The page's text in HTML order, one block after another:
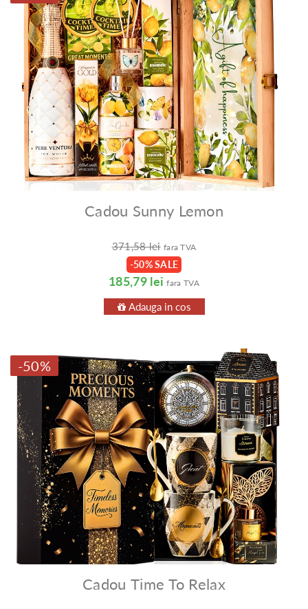
Cadou Sunny Lemon
371,58 lei fara TVA
-50% SALE
185,79 lei fara TVA
Adauga in cos
-50%
Cadou Time To Relax